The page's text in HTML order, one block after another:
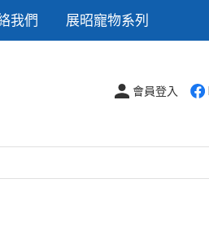
我們 展昭寵物系列
會員登入